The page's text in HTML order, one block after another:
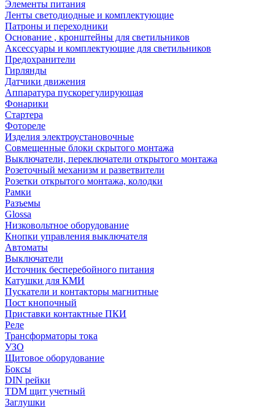
Элементы питания
Ленты светодиодные и комплектующие
Патроны и переходники
Основание , кронштейны для светильников
Аксессуары и комплектующие для светильников
Предохранители
Гирлянды
Датчики движения
Аппаратура пускорегулирующая
Фонарики
Стартера
Фотореле
Изделия электроустановочные
Совмещенные блоки скрытого монтажа
Выключатели, переключатели открытого монтажа
Розеточный механизм и разветвители
Розетки открытого монтажа, колодки
Рамки
Разъемы
Glossa
Низковольтное оборудование
Кнопки управления выключателя
Автоматы
Выключатели
Источник бесперебойного питания
Катушки для КМИ
Пускатели и контакторы магнитные
Пост кнопочный
Приставки контактные ПКИ
Реле
Трансформаторы тока
УЗО
Щитовое оборудование
Боксы
DIN рейки
TDM щит учетный
Заглушки